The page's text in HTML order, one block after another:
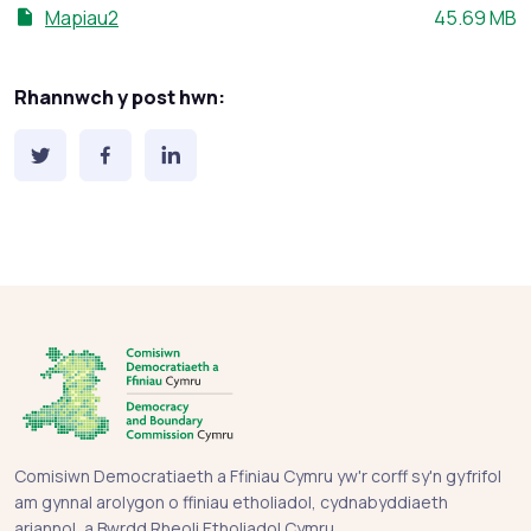
Mapiau2
Maint ffeil:
45.69 MB
Rhannwch y post hwn:
Comisiwn Democratiaeth a Ffiniau Cymru yw'r corff sy'n gyfrifol
am gynnal arolygon o ffiniau etholiadol, cydnabyddiaeth